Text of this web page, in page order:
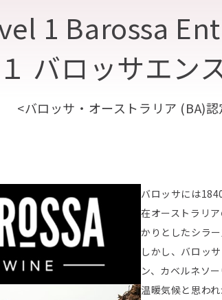
1 Barossa
バロッサエン
<バロッサ・オーストラリア (BA)
バロッサには
在オーストラリ
かりとしたシラ
しかし、バロッ
ン、カベルネソ
温暖気候と思わ